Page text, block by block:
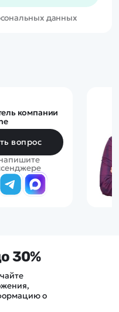
данных
компании
вопрос
30%
о